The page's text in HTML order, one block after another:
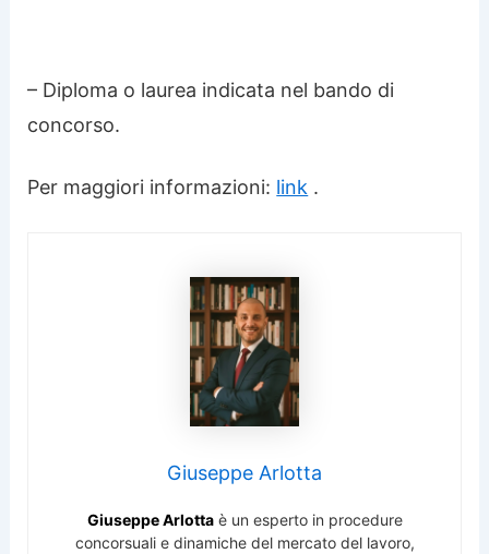
– Diploma o laurea indicata nel bando di
concorso.
Per maggiori informazioni: link .
Giuseppe Arlotta
Giuseppe Arlottaè un esperto in procedure
concorsuali e dinamiche del mercato del lavoro,